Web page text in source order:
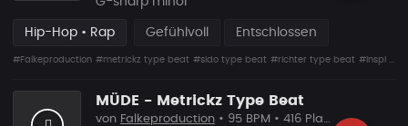
Hip-Hop • Rap Gefühlvoll Entschlossen
#Falkeproduction #metrickz type beat #sido type beat #richter type beat #inspi ...
MÜDE - Metrickz Type Beat
von Falkeproduction • 95 BPM • 416 Plays